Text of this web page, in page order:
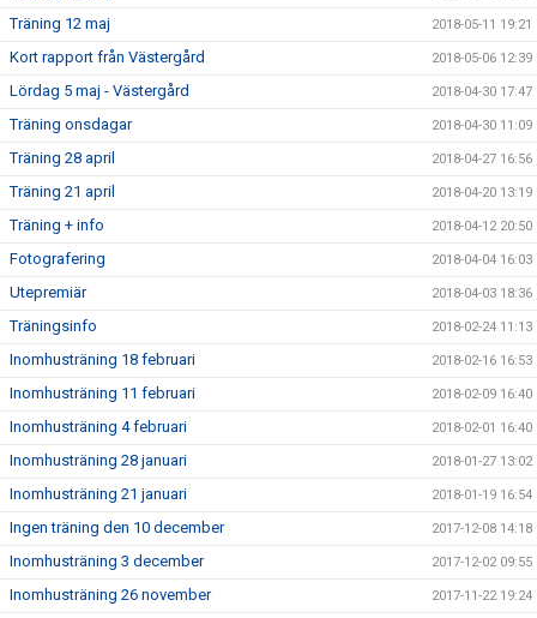
Träning 12 maj 2018-05-11 19:21
Kort rapport från Västergård 2018-05-06 12:39
Lördag 5 maj - Västergård 2018-04-30 17:47
Träning onsdagar 2018-04-30 11:09
Träning 28 april 2018-04-27 16:56
Träning 21 april 2018-04-20 13:19
Träning + info 2018-04-12 20:50
Fotografering 2018-04-04 16:03
Utepremiär 2018-04-03 18:36
Träningsinfo 2018-02-24 11:13
Inomhusträning 18 februari 2018-02-16 16:53
Inomhusträning 11 februari 2018-02-09 16:40
Inomhusträning 4 februari 2018-02-01 16:40
Inomhusträning 28 januari 2018-01-27 13:02
Inomhusträning 21 januari 2018-01-19 16:54
Ingen träning den 10 december 2017-12-08 14:18
Inomhusträning 3 december 2017-12-02 09:55
Inomhusträning 26 november 2017-11-22 19:24